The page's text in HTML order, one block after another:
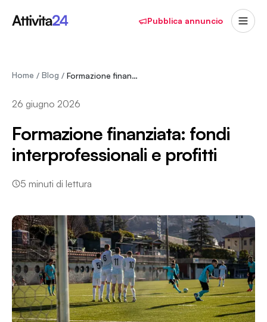
Pubblica annuncio
Home / Blog / Formazione finanziata: fondi interprofessional…
26 giugno 2026
Formazione finanziata: fondi
interprofessionali e profitti
5 minuti di lettura